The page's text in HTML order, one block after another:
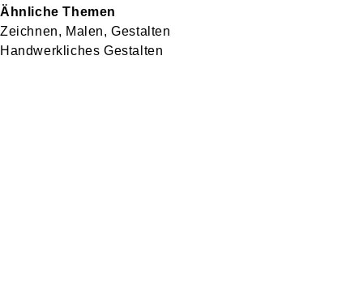
Ähnliche Themen
Zeichnen, Malen, Gestalten
Handwerkliches Gestalten